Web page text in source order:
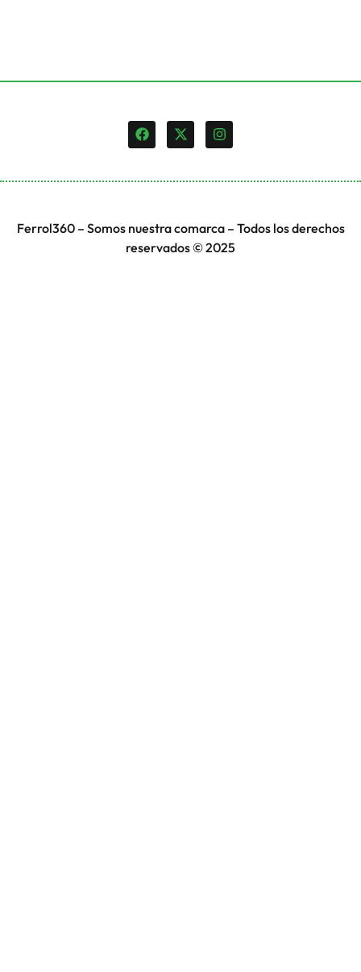
Ferrol360 – Somos nuestra comarca – Todos los derechos
reservados © 2025